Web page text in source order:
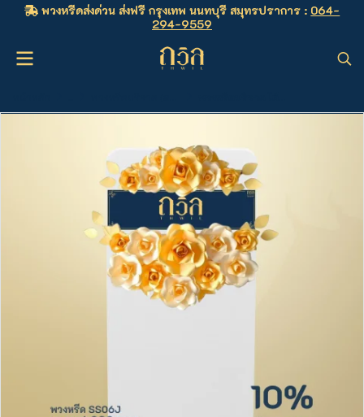
พวงหรีดส่งด่วน ส่งฟรี กรุงเทพ นนทบุรี สมุทรปราการ : 064-
294-9559